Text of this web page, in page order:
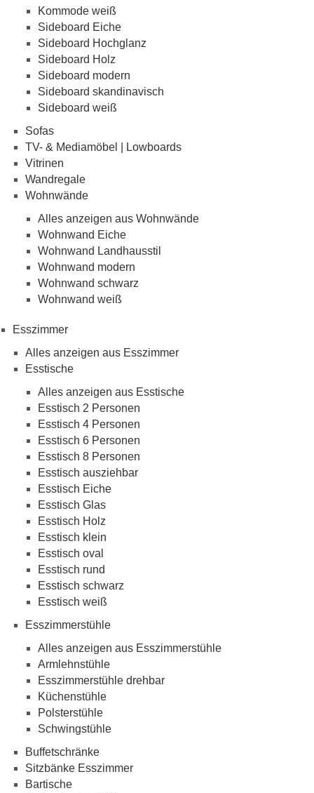
Kommode weiß
Sideboard Eiche
Sideboard Hochglanz
Sideboard Holz
Sideboard modern
Sideboard skandinavisch
Sideboard weiß
Sofas
TV- & Mediamöbel | Lowboards
Vitrinen
Wandregale
Wohnwände
Alles anzeigen aus Wohnwände
Wohnwand Eiche
Wohnwand Landhausstil
Wohnwand modern
Wohnwand schwarz
Wohnwand weiß
Esszimmer
Alles anzeigen aus Esszimmer
Esstische
Alles anzeigen aus Esstische
Esstisch 2 Personen
Esstisch 4 Personen
Esstisch 6 Personen
Esstisch 8 Personen
Esstisch ausziehbar
Esstisch Eiche
Esstisch Glas
Esstisch Holz
Esstisch klein
Esstisch oval
Esstisch rund
Esstisch schwarz
Esstisch weiß
Esszimmerstühle
Alles anzeigen aus Esszimmerstühle
Armlehnstühle
Esszimmerstühle drehbar
Küchenstühle
Polsterstühle
Schwingstühle
Buffetschränke
Sitzbänke Esszimmer
Bartische